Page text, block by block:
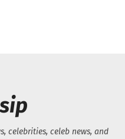
celebrities, celeb news, and